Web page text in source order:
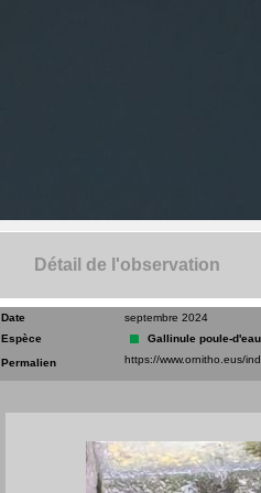
Détail de l'observation
Date
septembre 2024
Espèce
Gallinule poule-d'eau
Permalien